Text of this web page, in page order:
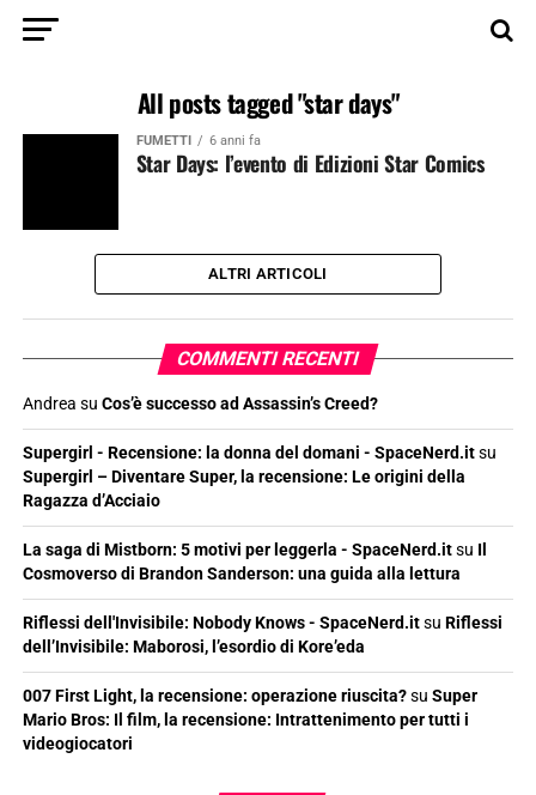
All posts tagged "star days"
FUMETTI 6 anni fa
Star Days: l’evento di Edizioni Star Comics
ALTRI ARTICOLI
COMMENTI RECENTI
Andrea su Cos’è successo ad Assassin’s Creed?
Supergirl - Recensione: la donna del domani - SpaceNerd.itsu
Supergirl – Diventare Super, la recensione: Le origini della
Ragazza d’Acciaio
La saga di Mistborn: 5 motivi per leggerla - SpaceNerd.itsu Il
Cosmoverso di Brandon Sanderson: una guida alla lettura
Riflessi dell'Invisibile: Nobody Knows - SpaceNerd.itsu Riflessi
dell’Invisibile: Maborosi, l’esordio di Kore’eda
007 First Light, la recensione: operazione riuscita?su Super
Mario Bros: Il film, la recensione: Intrattenimento per tutti i
videogiocatori